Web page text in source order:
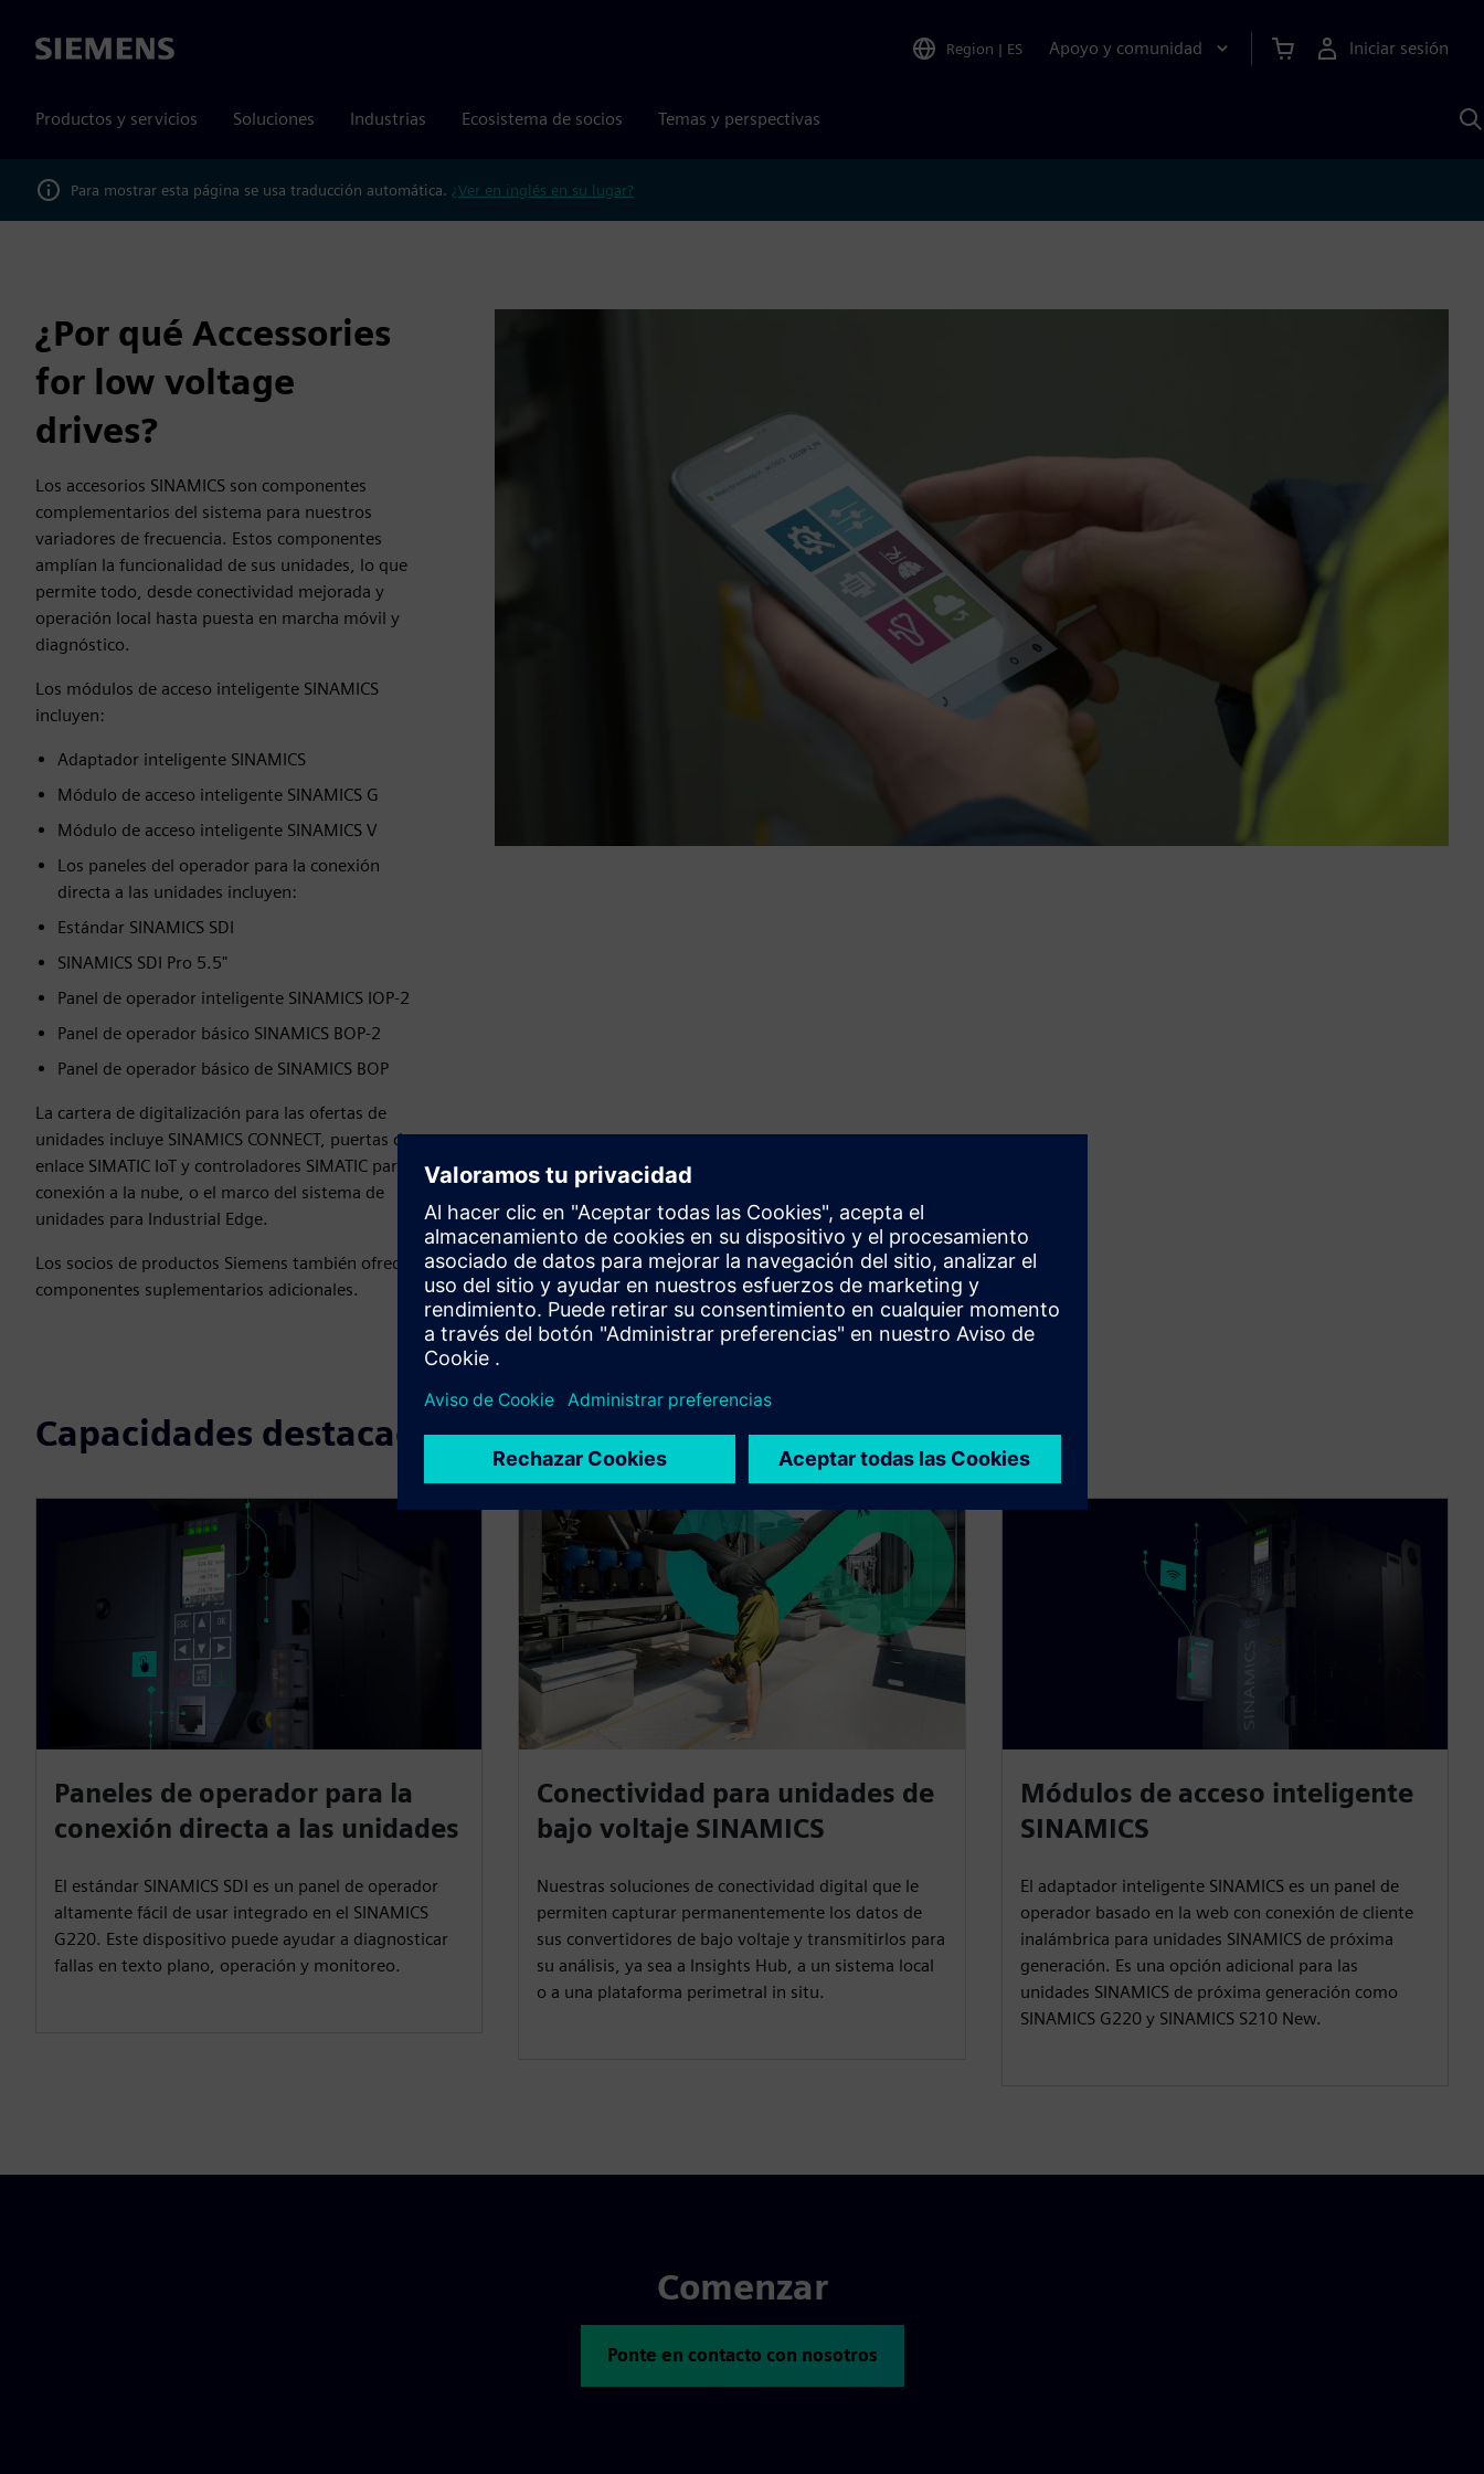
Siemens Region | ES Apoyo y comunidad Iniciar sesión
Productos y servicios Soluciones Industrias Ecosistema de socios Temas y perspectivas
Para mostrar esta página se usa traducción automática. ¿Ver en inglés en su lugar?
¿Por qué Accessories
for low voltage
drives?
Los accesorios SINAMICS son componentes
complementarios del sistema para nuestros
variadores de frecuencia. Estos componentes
amplían la funcionalidad de sus unidades, lo que
permite todo, desde conectividad mejorada y
operación local hasta puesta en marcha móvil y
diagnóstico.
Los módulos de acceso inteligente SINAMICS
incluyen:
Adaptador inteligente SINAMICS
Módulo de acceso inteligente SINAMICS G
Módulo de acceso inteligente SINAMICS V
Los paneles del operador para la conexión
directa a las unidades incluyen:
Estándar SINAMICS SDI
SINAMICS SDI Pro 5.5"
Panel de operador inteligente SINAMICS IOP-2
Panel de operador básico SINAMICS BOP-2
Panel de operador básico de SINAMICS BOP
La cartera de digitalización para las ofertas de
unidades incluye SINAMICS CONNECT, puertas de
enlace SIMATIC IoT y controladores SIMATIC para la
conexión a la nube, o el marco del sistema de
unidades para Industrial Edge.
Los socios de productos Siemens también ofrecen
componentes suplementarios adicionales.
Capacidades destacadas
Paneles de operador para la
conexión directa a las unidades
El estándar SINAMICS SDI es un panel de operador
altamente fácil de usar integrado en el SINAMICS
G220. Este dispositivo puede ayudar a diagnosticar
fallas en texto plano, operación y monitoreo.
Conectividad para unidades de
bajo voltaje SINAMICS
Nuestras soluciones de conectividad digital que le
permiten capturar permanentemente los datos de
sus convertidores de bajo voltaje y transmitirlos para
su análisis, ya sea a Insights Hub, a un sistema local
o a una plataforma perimetral in situ.
Módulos de acceso inteligente
SINAMICS
El adaptador inteligente SINAMICS es un panel de
operador basado en la web con conexión de cliente
inalámbrica para unidades SINAMICS de próxima
generación. Es una opción adicional para las
unidades SINAMICS de próxima generación como
SINAMICS G220 y SINAMICS S210 New.
Comenzar
Ponte en contacto con nosotros